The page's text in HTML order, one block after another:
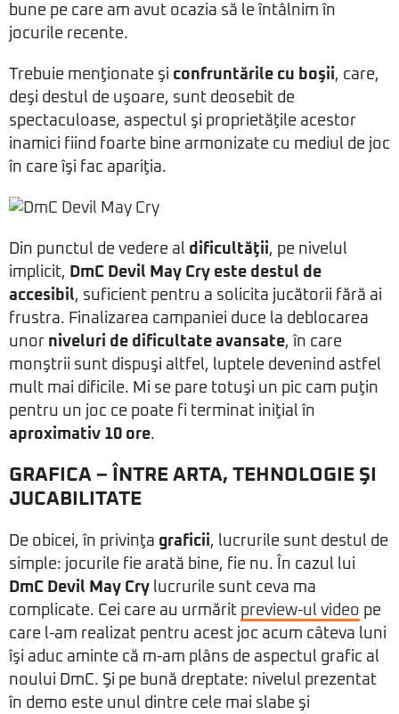
bune pe care am avut ocazia să le întâlnim în
jocurile recente.
Trebuie menţionate şi confruntările cu boşii, care,
deşi destul de uşoare, sunt deosebit de
spectaculoase, aspectul şi proprietăţile acestor
inamici fiind foarte bine armonizate cu mediul de joc
în care îşi fac apariţia.
Din punctul de vedere al dificultăţii, pe nivelul
implicit, DmC Devil May Cry este destul de
accesibil, suficient pentru a solicita jucătorii fără ai
frustra. Finalizarea campaniei duce la deblocarea
unor niveluri de dificultate avansate, în care
monştrii sunt dispuşi altfel, luptele devenind astfel
mult mai dificile. Mi se pare totuşi un pic cam puţin
pentru un joc ce poate fi terminat iniţial în
aproximativ 10 ore.
GRAFICA – ÎNTRE ARTA, TEHNOLOGIE ŞI
JUCABILITATE
De obicei, în privinţa graficii, lucrurile sunt destul de
simple: jocurile fie arată bine, fie nu. În cazul lui
DmC Devil May Cry lucrurile sunt ceva ma
complicate. Cei care au urmărit preview-ul video pe
care l-am realizat pentru acest joc acum câteva luni
îşi aduc aminte că m-am plâns de aspectul grafic al
noului DmC. Şi pe bună dreptate: nivelul prezentat
în demo este unul dintre cele mai slabe şi